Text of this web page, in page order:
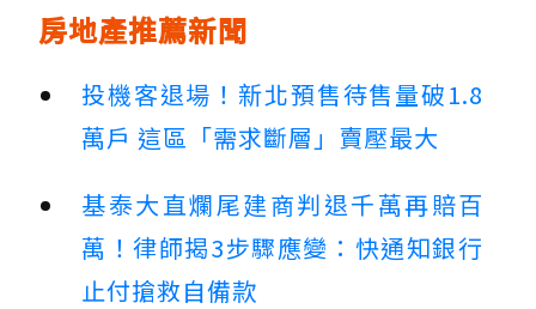
房地產推薦新聞
投機客退場！新北預售待售量破1.8
萬戶 這區「需求斷層」賣壓最大
基泰大直爛尾建商判退千萬再賠百
萬！律師揭3步驟應變：快通知銀行
止付搶救自備款